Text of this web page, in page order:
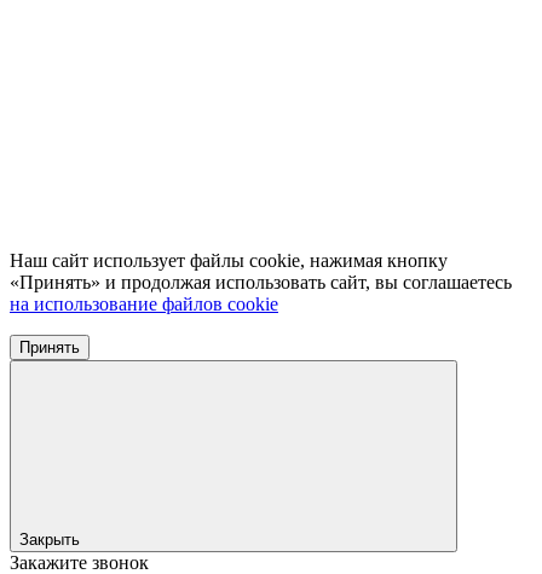
Наш сайт использует файлы cookie, нажимая кнопку
«Принять» и продолжая использовать сайт, вы соглашаетесь
на использование файлов cookie
Принять
Закрыть
Закажите звонок